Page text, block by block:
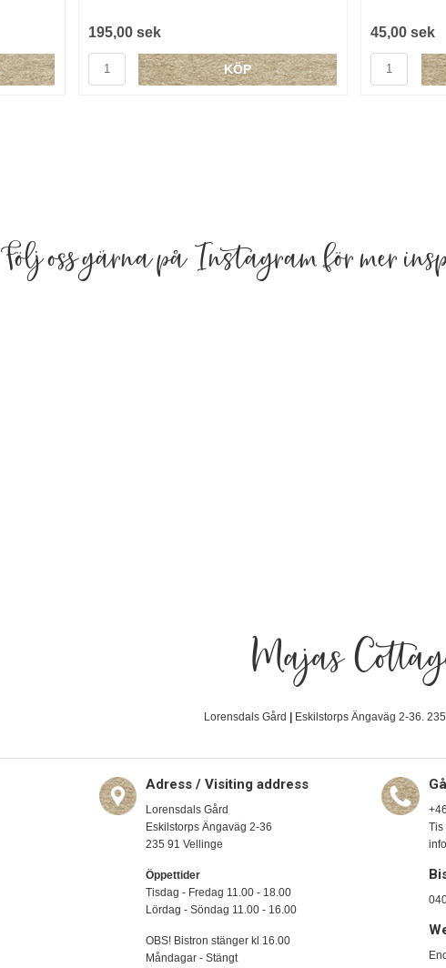
195,00 sek
KÖP
45,00 sek
Följ oss gärna på Instagram för mer
Majas
Lorensdals Gård Eskilstorps Ängaväg 2-36.
Adress / Visiting address
Lorensdals Gård
Eskilstorps Ängaväg 2-36
235 91 Vellinge
Öppettider
Tisdag - Fredag 11.00 - 18.00
Lördag - Söndag 11.00 - 16.00
OBS! Bistron stänger kl 16.00
Måndagar - Stängt
Tis